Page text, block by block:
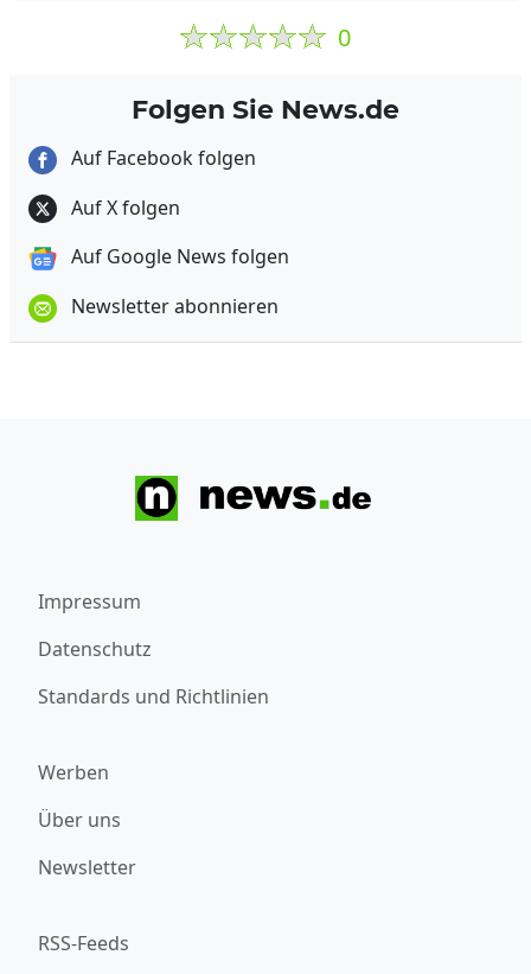
0
Folgen Sie News.de
Auf Facebook folgen
Auf X folgen
Auf Google News folgen
Newsletter abonnieren
Impressum
Datenschutz
Standards und Richtlinien
Werben
Über uns
Newsletter
RSS-Feeds